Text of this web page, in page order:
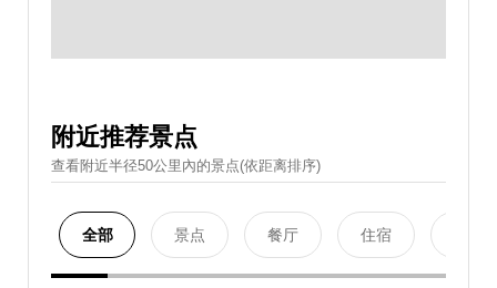
附近推荐景点
查看附近半径50公里內的景点(依距离排序)
全部 景点 餐厅 住宿